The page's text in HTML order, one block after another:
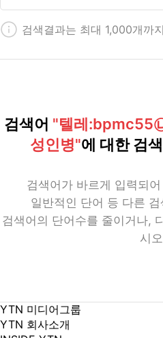
검색결과는 최대 1,000개까
검색어 "텔레:bpmc55
성인병"에 대한 검
검색어가 바르게 입력되
일반적인 단어 등 다른
검색어의 단어수를 줄이거나,
시
YTN 미디어그룹
YTN 회사소개